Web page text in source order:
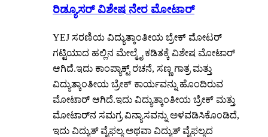
ರಿಡ್ಯೂಸರ್ ವಿಶೇಷ ನೇರ ಮೋಟಾರ್
YEJ ಸರಣಿಯ ವಿದ್ಯುತ್ಕಾಂತೀಯ ಬ್ರೇಕ್ ಮೋಟರ್
ಗಟ್ಟಿಯಾದ ಹಲ್ಲಿನ ಮೇಲ್ಮೈ ಕಡಿತಕ್ಕೆ ವಿಶೇಷ ಮೋಟಾರ್
ಆಗಿದೆ.ಇದು ಕಾಂಪ್ಯಾಕ್ಟ್ ರಚನೆ, ಸಣ್ಣ ಗಾತ್ರ ಮತ್ತು
ವಿದ್ಯುತ್ಕಾಂತೀಯ ಬ್ರೇಕ್ ಕಾರ್ಯವನ್ನು ಹೊಂದಿರುವ
ಮೋಟಾರ್ ಆಗಿದೆ.ಇದು ವಿದ್ಯುತ್ಕಾಂತೀಯ ಬ್ರೇಕ್ ಮತ್ತು
ಮೋಟಾರ್‌ನ ಸಮಗ್ರ ವಿನ್ಯಾಸವನ್ನು ಅಳವಡಿಸಿಕೊಂಡಿದೆ,
ಇದು ವಿದ್ಯುತ್ ವೈಫಲ್ಯ ಅಥವಾ ವಿದ್ಯುತ್ ವೈಫಲ್ಯದ